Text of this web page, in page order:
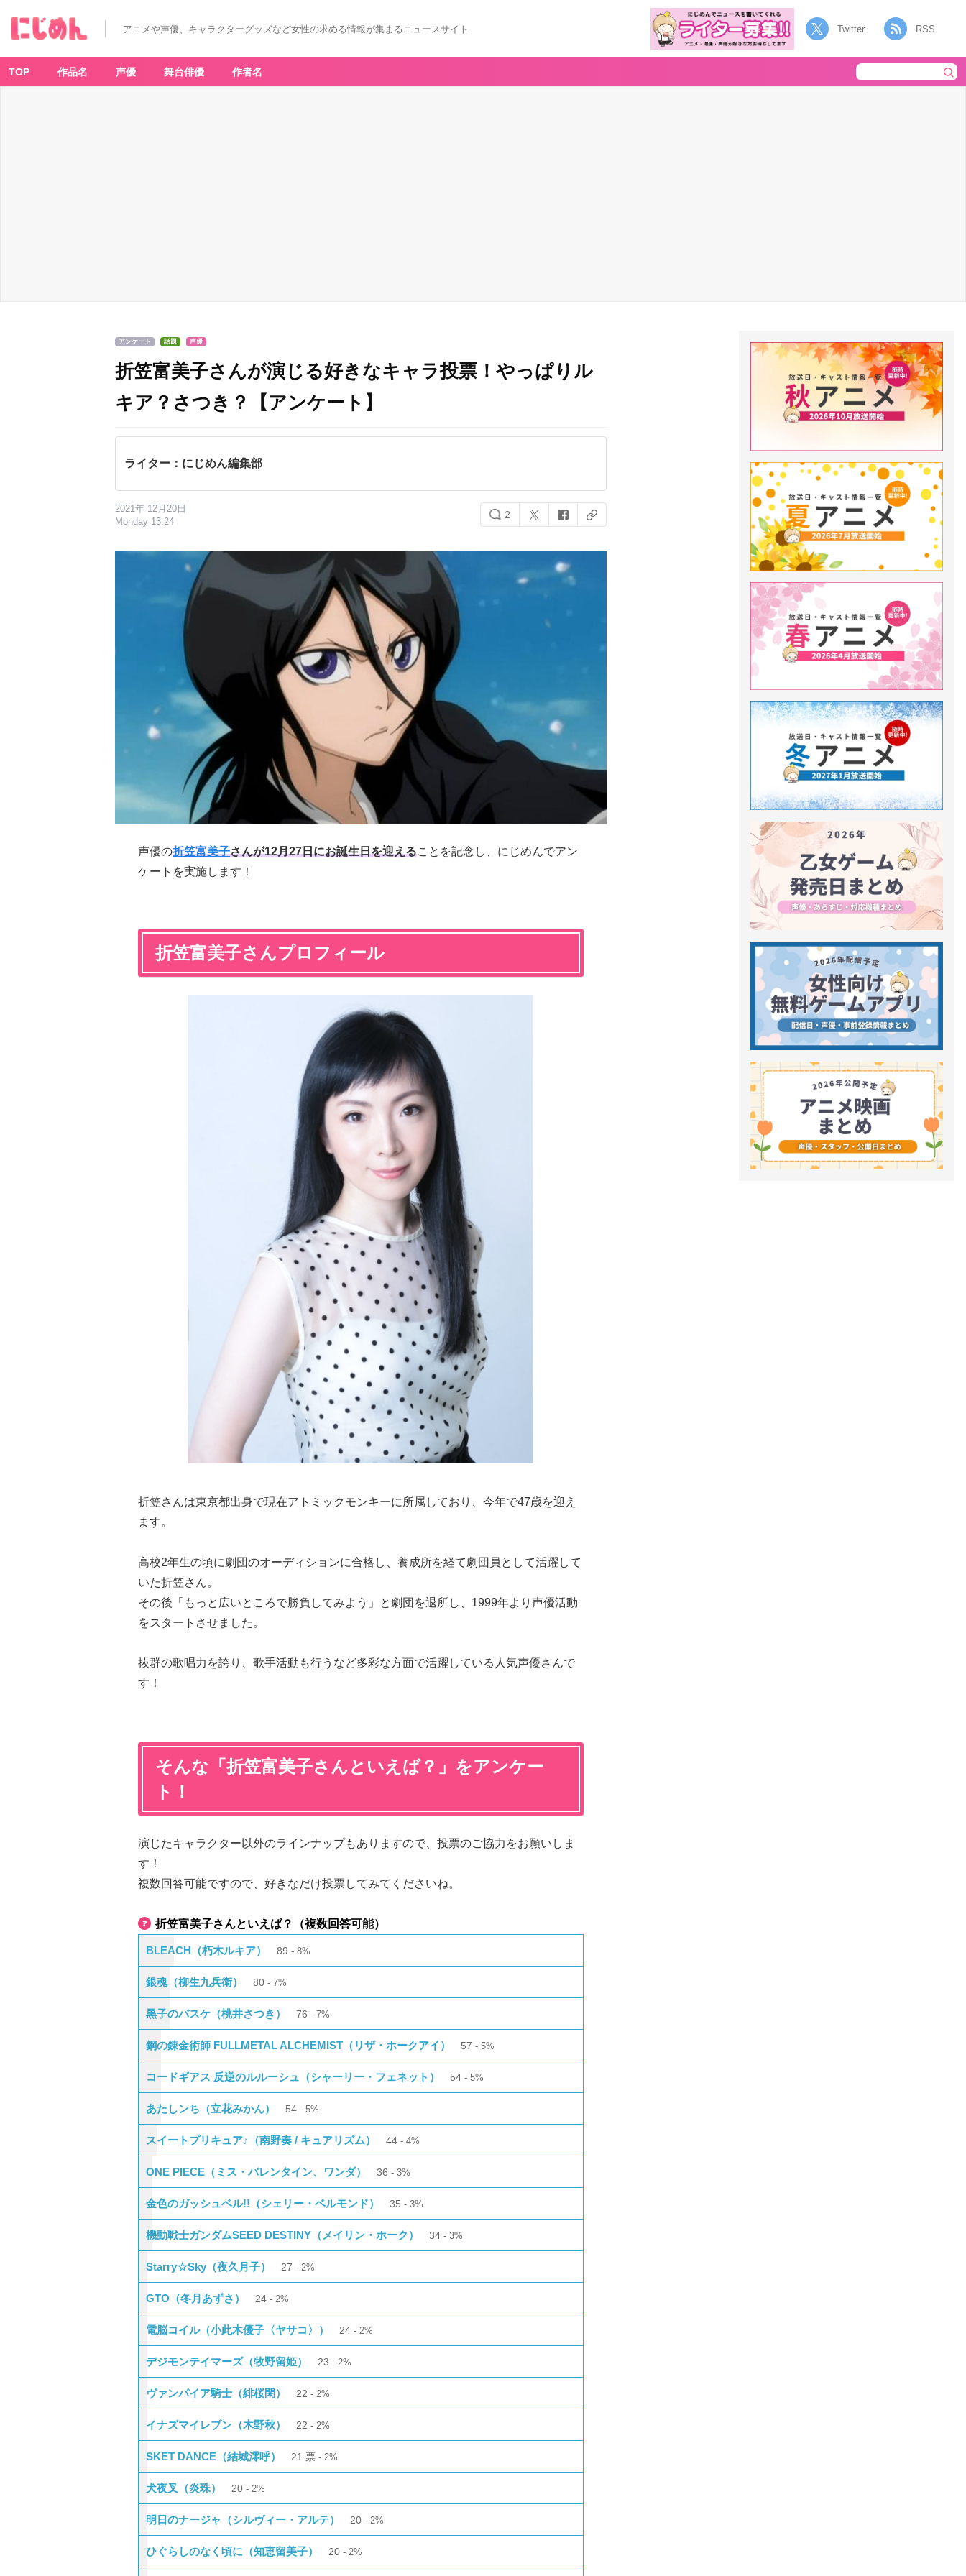
アニメや声優、キャラクターグッズなど女性の求める情報が集まるニュースサイト Twitter RSS
TOP 作品名 声優 舞台俳優 作者名
アンケート 話題 声優
折笠富美子さんが演じる好きなキャラ投票！やっぱりル
キア？さつき？【アンケート】
ライター：にじめん編集部
2021年 12月20日
Monday 13:24
2
声優の折笠富美子さんが12月27日にお誕生日を迎えることを記念し、にじめんでアン
ケートを実施します！
折笠富美子さんプロフィール
折笠さんは東京都出身で現在アトミックモンキーに所属しており、今年で47歳を迎え
ます。
高校2年生の頃に劇団のオーディションに合格し、養成所を経て劇団員として活躍して
いた折笠さん。
その後「もっと広いところで勝負してみよう」と劇団を退所し、1999年より声優活動
をスタートさせました。
抜群の歌唱力を誇り、歌手活動も行うなど多彩な方面で活躍している人気声優さんで
す！
そんな「折笠富美子さんといえば？」をアンケー
ト！
演じたキャラクター以外のラインナップもありますので、投票のご協力をお願いしま
す！
複数回答可能ですので、好きなだけ投票してみてくださいね。
折笠富美子さんといえば？（複数回答可能）
BLEACH（朽木ルキア） 89 8%
銀魂（柳生九兵衛） 80 7%
黒子のバスケ（桃井さつき） 76 7%
鋼の錬金術師 FULLMETAL ALCHEMIST（リザ・ホークアイ） 57 5%
コードギアス 反逆のルルーシュ（シャーリー・フェネット） 54 5%
あたしンち（立花みかん） 54 5%
スイートプリキュア♪（南野奏 / キュアリズム） 44 4%
ONE PIECE（ミス・バレンタイン、ワンダ） 36 3%
金色のガッシュベル!!（シェリー・ベルモンド） 35 3%
機動戦士ガンダムSEED DESTINY（メイリン・ホーク） 34 3%
Starry☆Sky（夜久月子） 27 2%
GTO（冬月あずさ） 24 2%
電脳コイル（小此木優子〈ヤサコ〉） 24 2%
デジモンテイマーズ（牧野留姫） 23 2%
ヴァンパイア騎士（緋桜閑） 22 2%
イナズマイレブン（木野秋） 22 2%
SKET DANCE（結城澪呼） 21 票 2%
犬夜叉（炎珠） 20 2%
明日のナージャ（シルヴィー・アルテ） 20 2%
ひぐらしのなく頃に（知恵留美子） 20 2%